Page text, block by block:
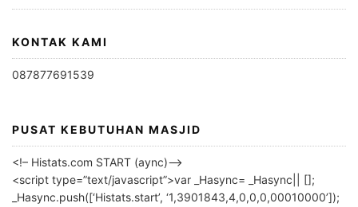
KONTAK KAMI
087877691539
PUSAT KEBUTUHAN MASJID
<!– Histats.com START (aync)–>
<script type=”text/javascript”>var _Hasync= _Hasync|| [];
_Hasync.push([‘Histats.start’, ‘1,3901843,4,0,0,0,00010000’]);